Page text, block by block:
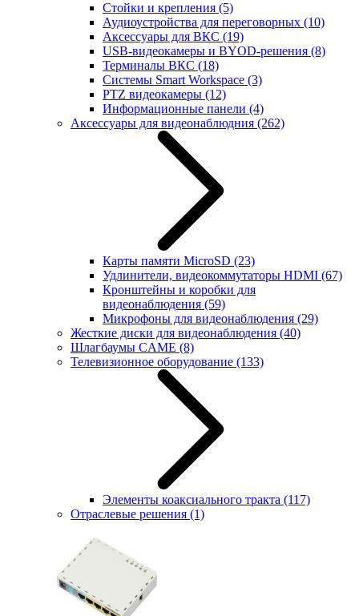
Стойки и крепления (5)
Аудиоустройства для переговорных (10)
Аксессуары для ВКС (19)
USB-видеокамеры и BYOD-решения (8)
Терминалы ВКС (18)
Системы Smart Workspace (3)
PTZ видеокамеры (12)
Информационные панели (4)
Аксессуары для видеонаблюдния (262)
Карты памяти MicroSD (23)
Удлинители, видеокоммутаторы HDMI (67)
Кронштейны и коробки для
видеонаблюдения (59)
Микрофоны для видеонаблюдения (29)
Жесткие диски для видеонаблюдения (40)
Шлагбаумы CAME (8)
Телевизионное оборудование (133)
Элементы коаксиального тракта (117)
Отраслевые решения (1)